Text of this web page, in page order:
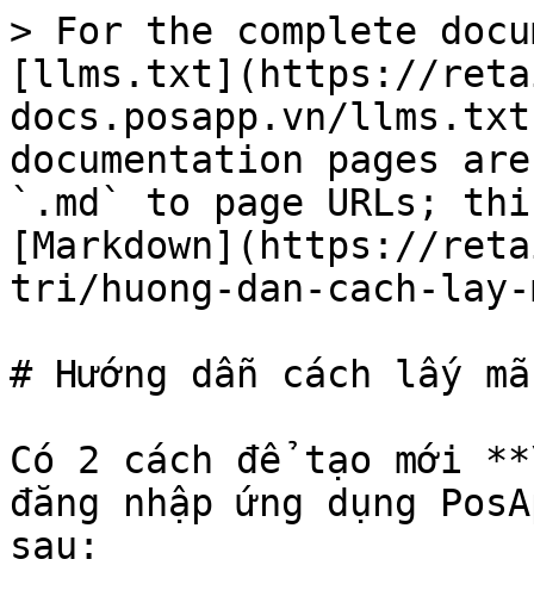
> For the complete
[llms.txt](https://
docs.posapp.vn/
documentation pages
`.md` to page URLs;
[Markdown](https://
tri/huong-dan-cach-
# Hướng dẫn cách lấy
Có 2 cách để tạo mới
đăng nhập ứng dụng
sau: